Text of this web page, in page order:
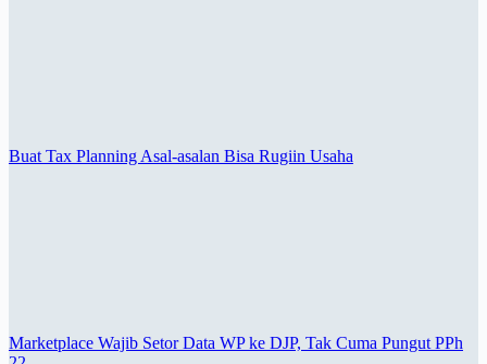
Buat Tax Planning Asal-asalan Bisa Rugiin Usaha
Marketplace Wajib Setor Data WP ke DJP, Tak Cuma Pungut PPh